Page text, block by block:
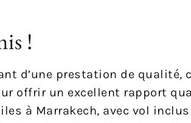
!
d’une prestation de qualité,
offrir un excellent rapport
à Marrakech, avec vol